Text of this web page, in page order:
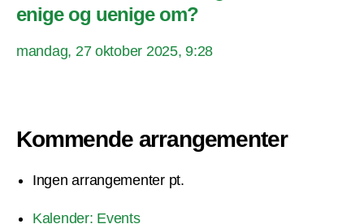
enige og uenige om?
mandag, 27 oktober 2025, 9:28
Kommende arrangementer
Ingen arrangementer pt.
Kalender: Events